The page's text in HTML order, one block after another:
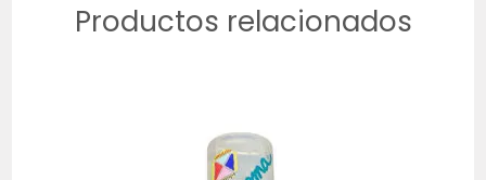
Productos relacionados